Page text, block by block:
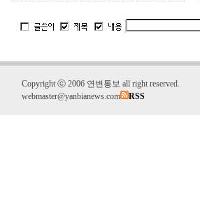
Copyright ⓒ 2006 연변통보 all right reserved.
webmaster@yanbianews.com
RSS